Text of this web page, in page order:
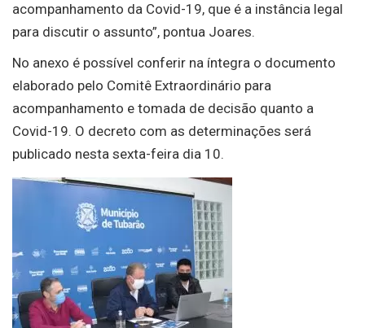
acompanhamento da Covid-19, que é a instância legal
para discutir o assunto”, pontua Joares.
No anexo é possível conferir na íntegra o documento
elaborado pelo Comitê Extraordinário para
acompanhamento e tomada de decisão quanto a
Covid-19. O decreto com as determinações será
publicado nesta sexta-feira dia 10.